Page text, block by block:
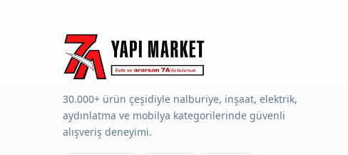
30.000+ ürün çeşidiyle nalburiye, inşaat, elektrik,
aydınlatma ve mobilya kategorilerinde güvenli
alışveriş deneyimi.